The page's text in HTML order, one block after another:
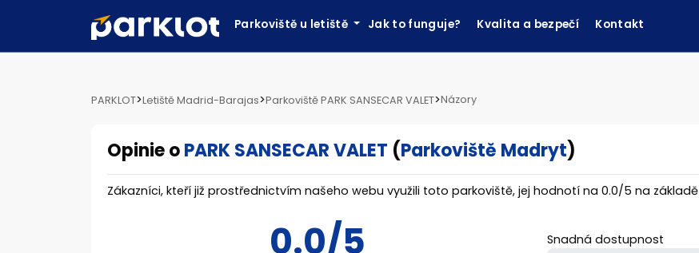
Parkoviště u letiště Jak to funguje? Kvalita a bezpečí Kontakt
PARKLOT>Letiště Madrid-Barajas>Parkoviště PARK SANSECAR VALET>Názory
Opinie oPARK SANSECAR VALET (Parkoviště Madryt)
Zákazníci, kteří již prostřednictvím našeho webu využili toto parkoviště, jej hodnotí na 0.0/5 na základě
0.0/5 Snadná dostupnost